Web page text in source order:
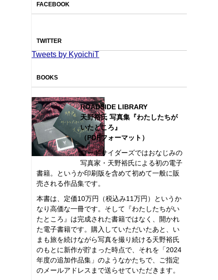
FACEBOOK
TWITTER
Tweets by KyoichiT
BOOKS
ROADSIDE LIBRARY
天野裕氏 写真集『わたしたちが
いたところ』
（PDFフォーマット）
ロードサイダーズではおなじみの
写真家・天野裕氏による初の電子
書籍。というか印刷版を含めて初めて一般に販
売される作品集です。
本書は、定価10万円（税込み11万円）というか
なり高価な一冊です。そして『わたしたちがい
たところ』は完成された書籍ではなく、開かれ
た電子書籍です。購入していただいたあと、い
まも旅を続けながら写真を撮り続ける天野裕氏
のもとに新作が貯まった時点で、それを「2024
年度の追加作品集」のようなかたちで、ご指定
のメールアドレスまで送らせていただきます。